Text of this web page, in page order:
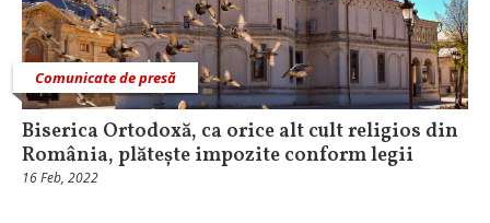
Comunicate de presă
Biserica Ortodoxă, ca orice alt cult religios din
România, plătește impozite conform legii
16 Feb, 2022